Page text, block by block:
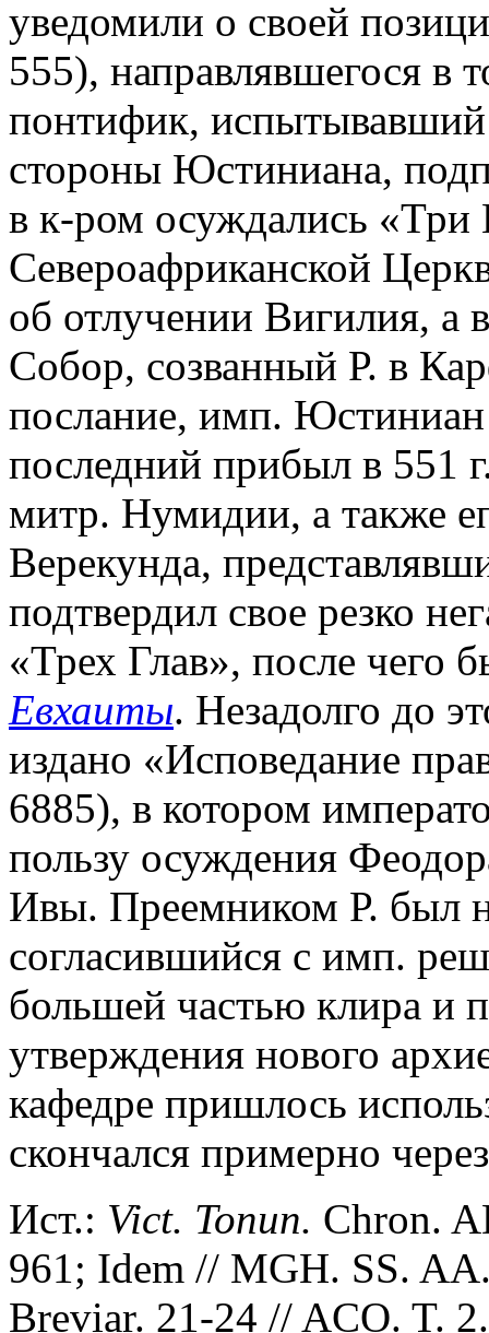
уведомили о своей
555), направлявшегося в
понтифик, испытывавший
стороны Юстиниана,
в к-ром осуждались «Три
Североафриканской
об отлучении Вигилия, а
Собор, созванный Р. в
послание, имп. Юстиниан
последний прибыл в 551
митр. Нумидии, а также
Верекунда,
подтвердил свое резко
«Трех Глав», после чего
Евхаиты. Незадолго до
издано «Исповедание
6885), в котором
пользу осуждения
Ивы. Преемником Р. был
согласившийся с имп.
большей частью клира и
утверждения нового
кафедре пришлось
скончался примерно
Ист.: Vict. Tonun. Chron.
961; Idem // MGH. SS.
Breviar. 21-24 // ACO. T.